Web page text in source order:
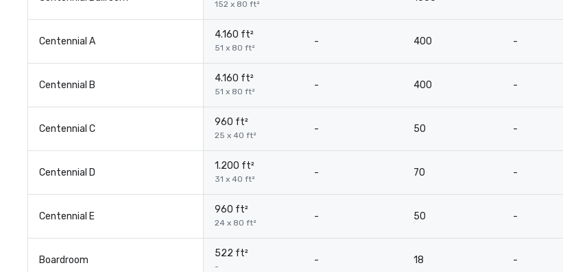
152 x 80 ft²
Centennial A
4.160 ft²
51 x 80 ft²
- 400 -
Centennial B
4.160 ft²
51 x 80 ft²
- 400 -
Centennial C
960 ft²
25 x 40 ft²
- 50 -
Centennial D
1.200 ft²
31 x 40 ft²
- 70 -
Centennial E
960 ft²
24 x 80 ft²
- 50 -
Boardroom
522 ft²
-
- 18 -